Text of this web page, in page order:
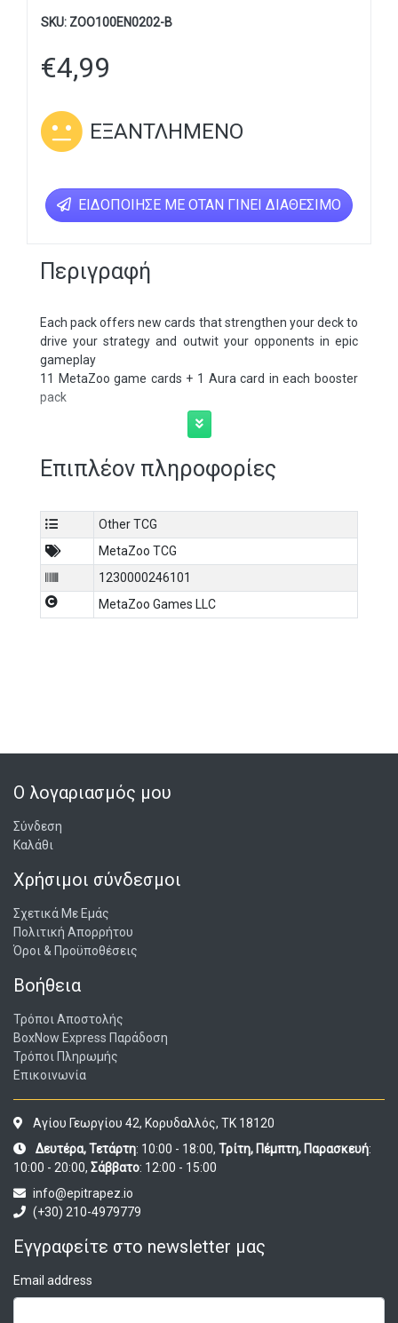
SKU: ZOO100EN0202-B
€4,99
ΕΞΑΝΤΛΗΜΈΝΟ
ΕΙΔΟΠΟΊΗΣΕ ΜΕ ΌΤΑΝ ΓΊΝΕΙ ΔΙΑΘΈΣΙΜΟ
Περιγραφή
Each pack offers new cards that strengthen your deck to
drive your strategy and outwit your opponents in epic
gameplay
11 MetaZoo game cards + 1 Aura card in each booster
pack
Επιπλέον πληροφορίες
Other TCG
MetaZoo TCG
1230000246101
MetaZoo Games LLC
Ο λογαριασμός μου
Σύνδεση
Καλάθι
Χρήσιμοι σύνδεσμοι
Σχετικά Με Εμάς
Πολιτική Απορρήτου
Όροι & Προϋποθέσεις
Βοήθεια
Τρόποι Αποστολής
BoxNow Express Παράδοση
Τρόποι Πληρωμής
Επικοινωνία
Αγίου Γεωργίου 42, Κορυδαλλός, ΤΚ 18120
Δευτέρα, Τετάρτη: 10:00 - 18:00, Τρίτη, Πέμπτη, Παρασκευή:
10:00 - 20:00, Σάββατο: 12:00 - 15:00
info@epitrapez.io
(+30) 210-4979779
Εγγραφείτε στο newsletter μας
Email address